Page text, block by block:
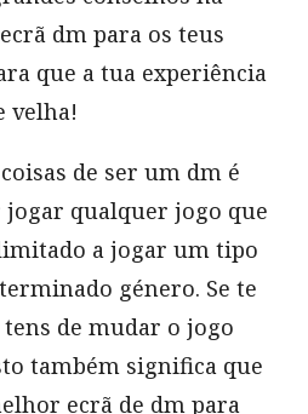
dm para os teus
que a tua experiência
velha!
de ser um dm é
jogar qualquer jogo que
a jogar um tipo
género. Se te
de mudar o jogo
também significa que
ecrã de dm para